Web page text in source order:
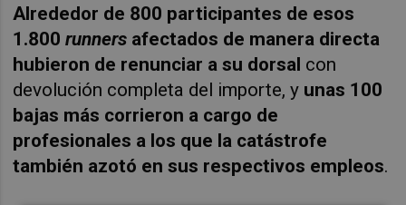
Alrededor de 800 participantes de esos
1.800runners afectados de manera directa
hubieron de renunciar a su dorsal con
devolución completa del importe, y unas 100
bajas más corrieron a cargo de
profesionales a los que la catástrofe
también azotó en sus respectivos empleos.